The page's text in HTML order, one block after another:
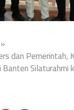
dan Pemerintah,
Silaturahmi